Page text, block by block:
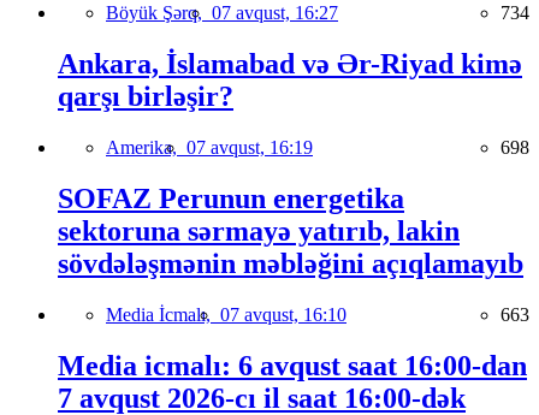
Böyük Şərq, 07 avqust, 16:27 734
Ankara, İslamabad və Ər-Riyad kimə
qarşı birləşir?
Amerika, 07 avqust, 16:19 698
SOFAZ Perunun energetika
sektoruna sərmayə yatırıb, lakin
sövdələşmənin məbləğini açıqlamayıb
Media İcmalı, 07 avqust, 16:10 663
Media icmalı: 6 avqust saat 16:00-dan
7 avqust 2026-cı il saat 16:00-dək